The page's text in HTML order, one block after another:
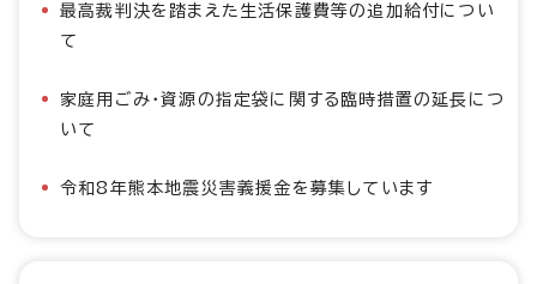
最高裁判決を踏まえた生活保護費等の追加給付につい
て
家庭用ごみ・資源の指定袋に関する臨時措置の延長につ
いて
令和8年熊本地震災害義援金を募集しています